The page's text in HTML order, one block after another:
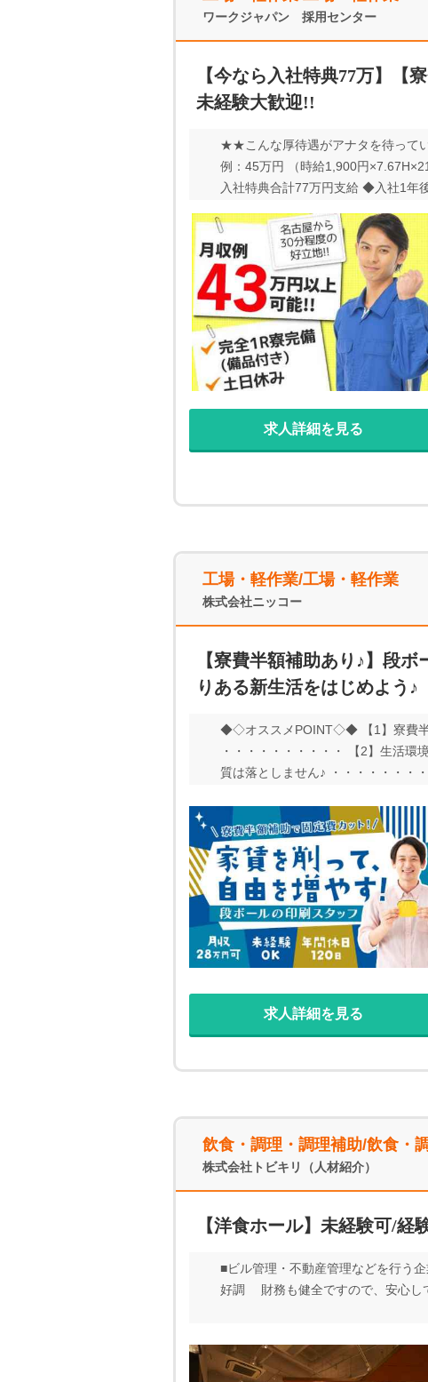
ワークジャパン 採用センター
【今なら入社特典77万】【
未経験大歓迎!!
★★こんな厚待遇がアナタを待って
例：45万円 （時給1,900円
入社特典合計77万円支給 ◆入社1年
◆家具・家電がちゃんと用意されて
具)（トイレ・バス・キッチン完備
◆駐車場完備なのでマイカー持ち込
備 メニュー豊富で100種類以上♪ 全
がたくさん！ ◆就業後のサポートも
求人詳細を見る
工場・軽作業/工場・軽作業
株式会社ニッコー
【寮費半額補助あり♪】段
りある新生活をはじめよう♪
◆◇オススメPOINT◇◆ 【1】寮費
・・・・・・・・・・ 【2】生活
質は落としません♪ ・・・・・・
えやすいから 未経験者も始めやす
す。 ・電話面談 ・WEB面談 ・
ッタリ！ 電話やLINEで、スピーデ
求人詳細を見る
飲食・調理・調理補助/飲食・
株式会社トビキリ（人材紹介）
【洋食ホール】未経験可/経
■ビル管理・不動産管理などを行う
好調 財務も健全ですので、安心し